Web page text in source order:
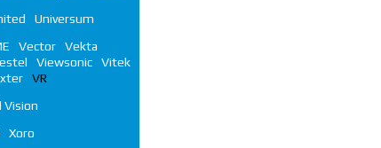
Universum
Vector
Vekta
Viewsonic
Vitek
VR
Vision
Xoro